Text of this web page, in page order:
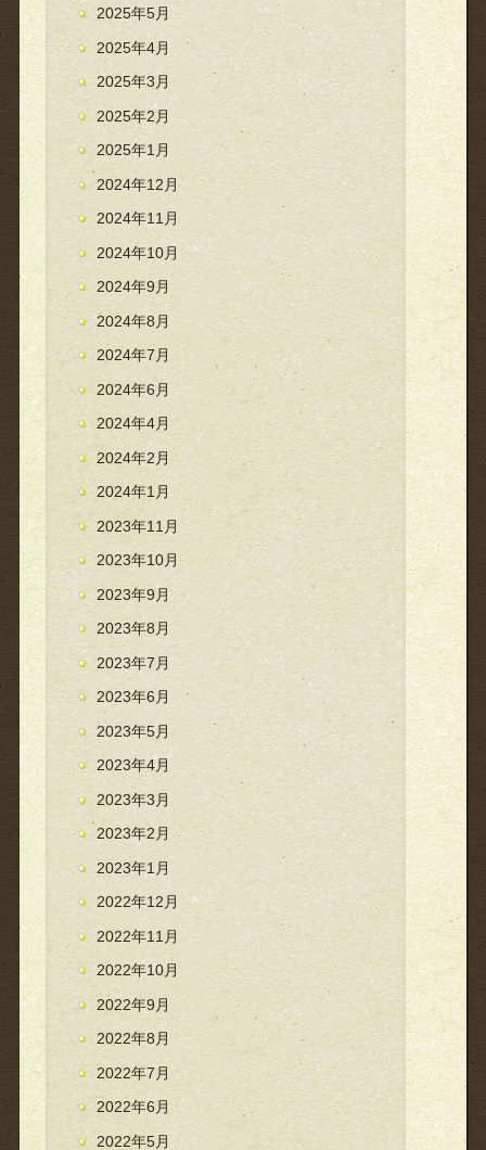
2025年5月
2025年4月
2025年3月
2025年2月
2025年1月
2024年12月
2024年11月
2024年10月
2024年9月
2024年8月
2024年7月
2024年6月
2024年4月
2024年2月
2024年1月
2023年11月
2023年10月
2023年9月
2023年8月
2023年7月
2023年6月
2023年5月
2023年4月
2023年3月
2023年2月
2023年1月
2022年12月
2022年11月
2022年10月
2022年9月
2022年8月
2022年7月
2022年6月
2022年5月